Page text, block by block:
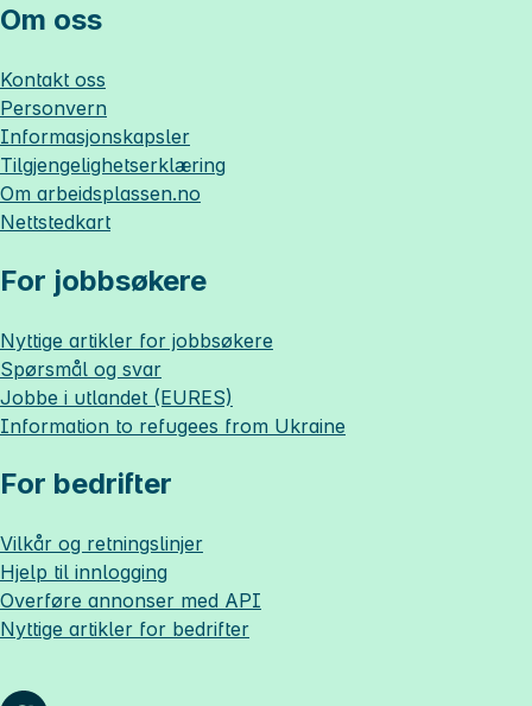
Om oss
Kontakt oss
Personvern
Informasjonskapsler
Tilgjengelighetserklæring
Om arbeidsplassen.no
Nettstedkart
For jobbsøkere
Nyttige artikler for jobbsøkere
Spørsmål og svar
Jobbe i utlandet (EURES)
Information to refugees from Ukraine
For bedrifter
Vilkår og retningslinjer
Hjelp til innlogging
Overføre annonser med API
Nyttige artikler for bedrifter